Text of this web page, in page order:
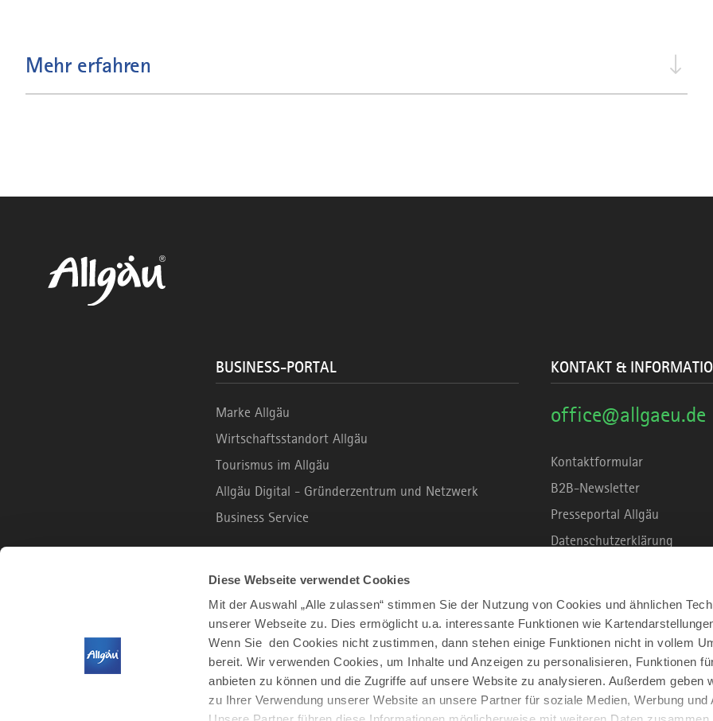
Diese Webseite verwendet Cookies
Mit der Auswahl „Alle zulassen“ stimmen Sie der Nutzung von Cookies und ähnlichen
unserer Webseite zu. Dies ermöglicht u.a. interessante Funktionen wie
Wenn Sie den Cookies nicht zustimmen, dann stehen einige Funktionen nicht in vollem
bereit. Wir verwenden Cookies, um Inhalte und Anzeigen zu personalisieren, Funktionen
anbieten zu können und die Zugriffe auf unsere Website zu analysieren. Außerdem geben
zu Ihrer Verwendung unserer Website an unsere Partner für soziale Medien, Werbung und
Mehr erfahren
BUSINESS-PORTAL
Marke Allgäu
Wirtschaftsstandort Allgäu
Tourismus im Allgäu
Allgäu Digital - Gründerzentrum und Netzwerk
Business Service
B2C PORTAL
Urlaub und Freizeit
Leben und Arbeiten
Der Allgäu Podcast
KONTAKT &
office@allgaeu.de
Kontaktformular
B2B-Newsletter
Presseportal Allgäu
Datenschutzerklärung
Unsere Haltung zu
Impressum